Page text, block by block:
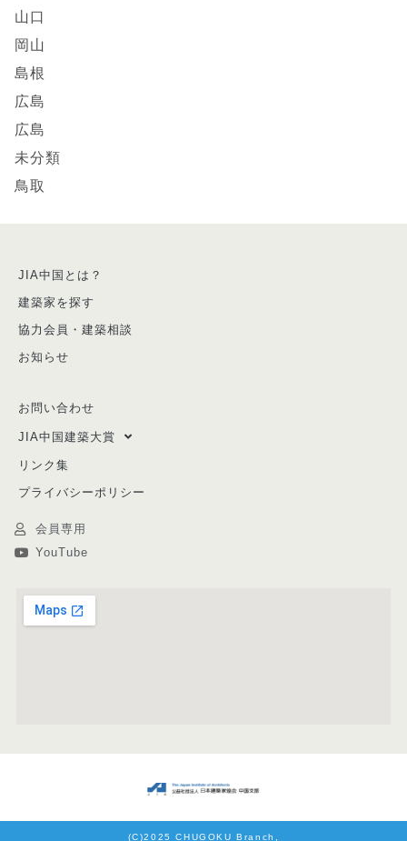
山口
岡山
島根
広島
広島
未分類
鳥取
JIA中国とは？
建築家を探す
協力会員・建築相談
お知らせ
お問い合わせ
JIA中国建築大賞
リンク集
プライバシーポリシー
会員専用
YouTube
(C)2025 CHUGOKU Branch,